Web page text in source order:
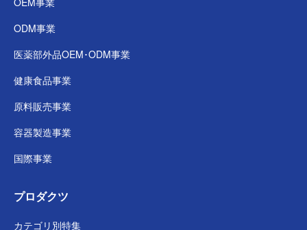
ODM事業
医薬部外品OEM･ODM事業
健康食品事業
原料販売事業
容器製造事業
国際事業
プロダクツ
カテゴリ別特集